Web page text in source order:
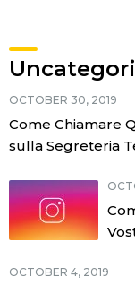
OCTOBER 30, 2019
Come Chiamare
sulla Segreteria
OCTOBER 4, 2019